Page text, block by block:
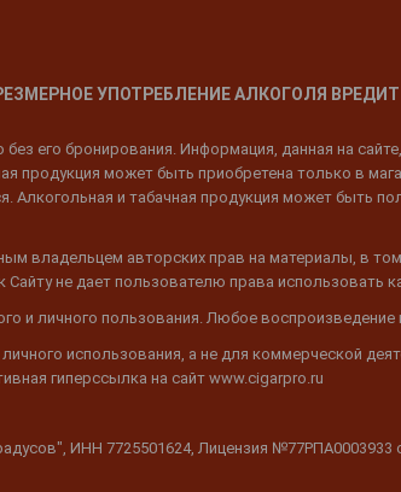
УПОТРЕБЛЕНИЕ АЛКОГОЛЯ
его бронирования. Информация, данная на
продукция может быть приобретена только в
Алкогольная и табачная продукция может быть
владельцем авторских прав на материалы, в
не дает пользователю права использовать
и личного пользования. Любое
использования, а не для коммерческой
гиперссылка на сайт www.cigarpro.ru
ИНН 7725501624, Лицензия №77РПА0003933